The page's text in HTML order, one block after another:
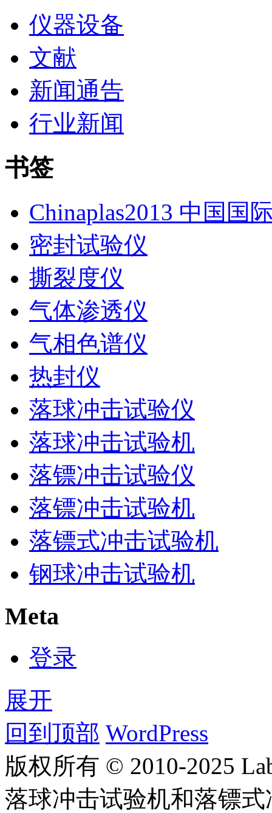
仪器设备
文献
新闻通告
行业新闻
书签
Chinaplas2013 中国国
密封试验仪
撕裂度仪
气体渗透仪
气相色谱仪
热封仪
落球冲击试验仪
落球冲击试验机
落镖冲击试验仪
落镖冲击试验机
落镖式冲击试验机
钢球冲击试验机
Meta
登录
展开
回到顶部 WordPress
版权所有 © 2010-2025
落球冲击试验机和落镖